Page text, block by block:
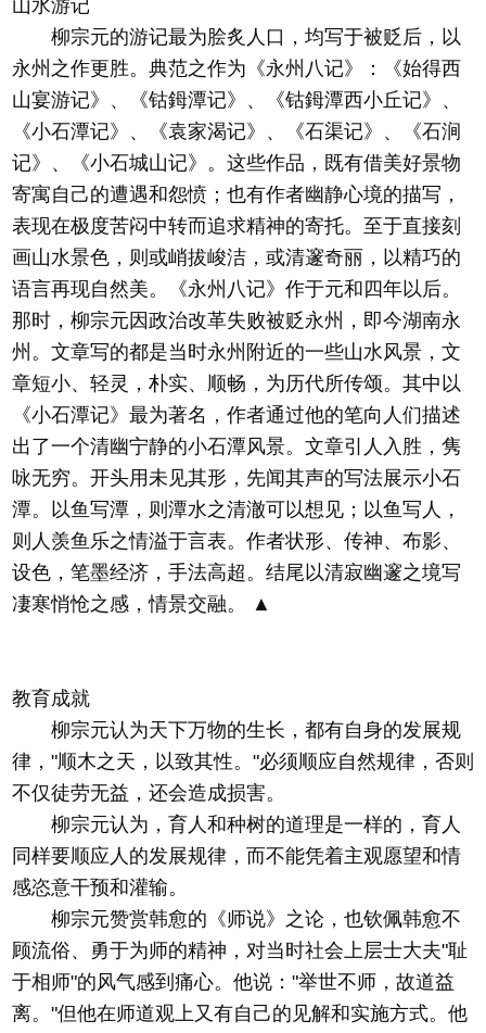
山水游记
柳宗元的游记最为脍炙人口，均写于被贬后，以
永州之作更胜。典范之作为《永州八记》：《始得西
山宴游记》、《钴鉧潭记》、《钴鉧潭西小丘记》、
《小石潭记》、《袁家渴记》、《石渠记》、《石涧
记》、《小石城山记》。这些作品，既有借美好景物
寄寓自己的遭遇和怨愤；也有作者幽静心境的描写，
表现在极度苦闷中转而追求精神的寄托。至于直接刻
画山水景色，则或峭拔峻洁，或清邃奇丽，以精巧的
语言再现自然美。《永州八记》作于元和四年以后。
那时，柳宗元因政治改革失败被贬永州，即今湖南永
州。文章写的都是当时永州附近的一些山水风景，文
章短小、轻灵，朴实、顺畅，为历代所传颂。其中以
《小石潭记》最为著名，作者通过他的笔向人们描述
出了一个清幽宁静的小石潭风景。文章引人入胜，隽
咏无穷。开头用未见其形，先闻其声的写法展示小石
潭。以鱼写潭，则潭水之清澈可以想见；以鱼写人，
则人羡鱼乐之情溢于言表。作者状形、传神、布影、
设色，笔墨经济，手法高超。结尾以清寂幽邃之境写
凄寒悄怆之感，情景交融。 ▲
教育成就
柳宗元认为天下万物的生长，都有自身的发展规
律，"顺木之天，以致其性。"必须顺应自然规律，否则
不仅徒劳无益，还会造成损害。
柳宗元认为，育人和种树的道理是一样的，育人
同样要顺应人的发展规律，而不能凭着主观愿望和情
感恣意干预和灌输。
柳宗元赞赏韩愈的《师说》之论，也钦佩韩愈不
顾流俗、勇于为师的精神，对当时社会上层士大夫"耻
于相师"的风气感到痛心。他说："举世不师，故道益
离。"但他在师道观上又有自己的见解和实施方式。他